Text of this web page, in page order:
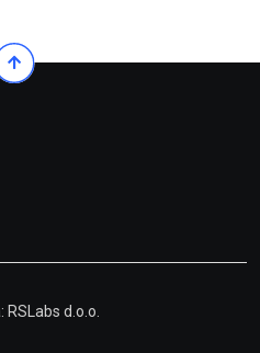
RSLabs d.o.o.